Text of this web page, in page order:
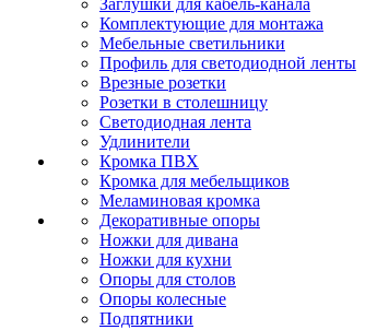
Заглушки для кабель-канала
Комплектующие для монтажа
Мебельные светильники
Профиль для светодиодной ленты
Врезные розетки
Розетки в столешницу
Светодиодная лента
Удлинители
Кромка ПВХ
Кромка для мебельщиков
Меламиновая кромка
Декоративные опоры
Ножки для дивана
Ножки для кухни
Опоры для столов
Опоры колесные
Подпятники